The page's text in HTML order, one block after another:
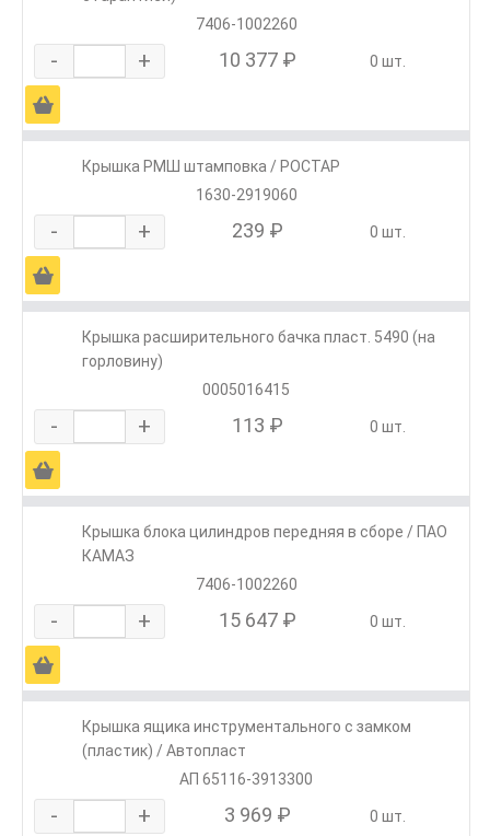
7406-1002260
- + 10 377 ₽ 0 шт.
Ä
Крышка РМШ штамповка / РОСТАР
1630-2919060
- + 239 ₽ 0 шт.
Ä
Крышка расширительного бачка пласт. 5490 (на
горловину)
0005016415
- + 113 ₽ 0 шт.
Ä
Крышка блока цилиндров передняя в сборе / ПАО
КАМАЗ
7406-1002260
- + 15 647 ₽ 0 шт.
Ä
Крышка ящика инструментального с замком
(пластик) / Автопласт
АП 65116-3913300
- + 3 969 ₽ 0 шт.